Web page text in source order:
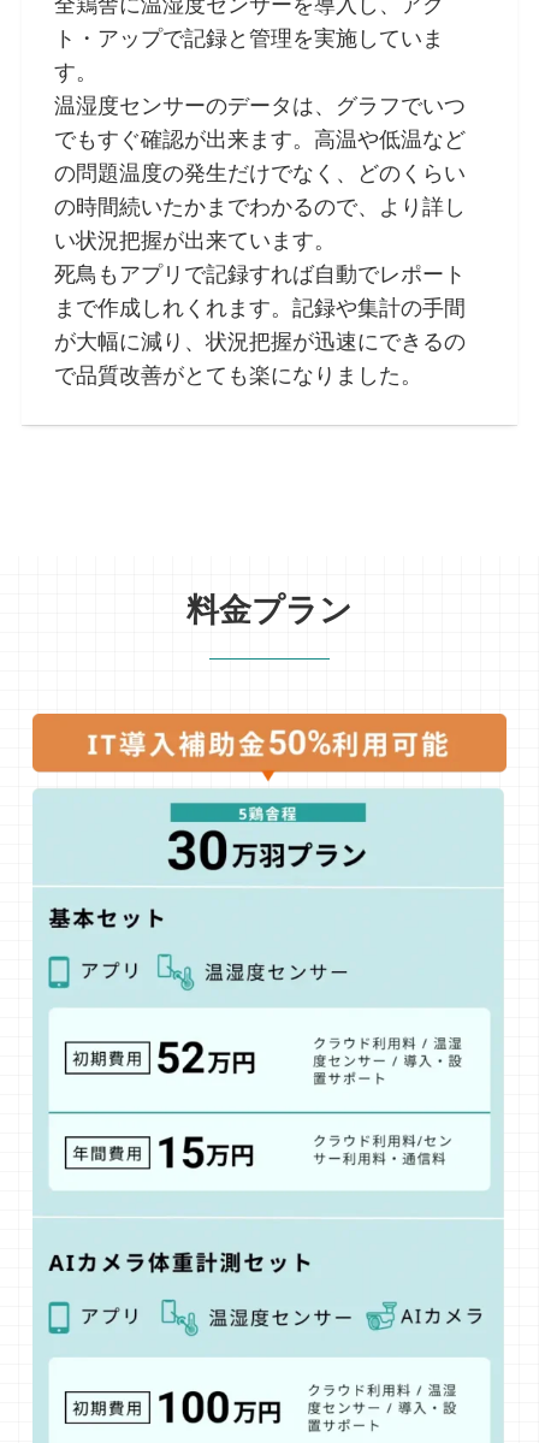
全鶏舎に温湿度センサーを導入し、アク
ト・アップで記録と管理を実施していま
す。
温湿度センサーのデータは、グラフでいつ
でもすぐ確認が出来ます。高温や低温など
の問題温度の発生だけでなく、どのくらい
の時間続いたかまでわかるので、より詳し
い状況把握が出来ています。
死鳥もアプリで記録すれば自動でレポート
まで作成しれくれます。記録や集計の手間
が大幅に減り、状況把握が迅速にできるの
で品質改善がとても楽になりました。
料金プラン